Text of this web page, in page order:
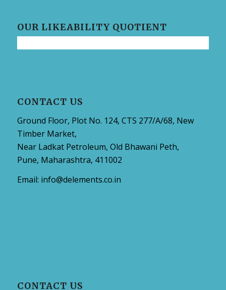
OUR LIKEABILITY QUOTIENT
CONTACT US
Ground Floor, Plot No. 124, CTS 277/A/68, New
Timber Market,
Near Ladkat Petroleum, Old Bhawani Peth,
Pune, Maharashtra, 411002
Email: info@delements.co.in
CONTACT US